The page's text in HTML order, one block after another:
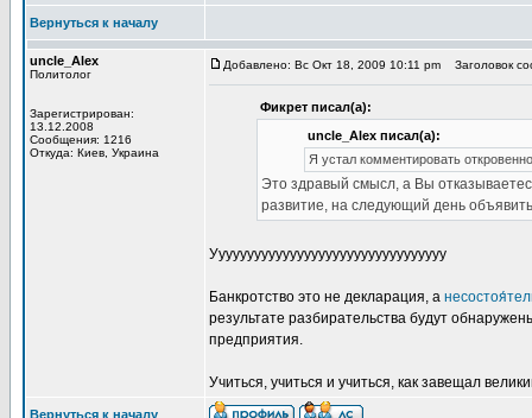
Вернуться к началу
uncle_Alex
Политолог
Зарегистрирован:
13.12.2008
Сообщения: 1216
Откуда: Киев, Украина
Добавлено: Вс Окт 18, 2009 10:11 pm Заголовок
Фикрет писал(а):
uncle_Alex писал(а):
Я устал комментировать
Это здравый смысл, а Вы
развитие, на следующий день
Ууууууууууууууууууууууууууууууууу
Банкротство это не декларация, а
результате разбирательства будут
предприятия.
Учиться, учиться и учиться, как завещал
Вернуться к началу